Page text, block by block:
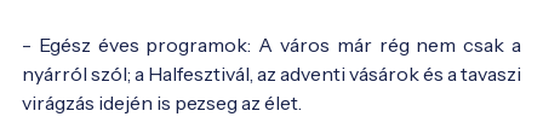
- Egész éves programok: A város már rég nem csak a
nyárról szól; a Halfesztivál, az adventi vásárok és a tavaszi
virágzás idején is pezseg az élet.